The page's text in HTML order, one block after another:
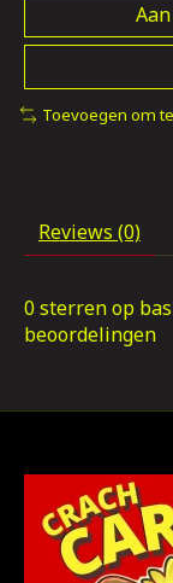
Toevoegen om
Reviews (0)
0 sterren op
beoordelingen